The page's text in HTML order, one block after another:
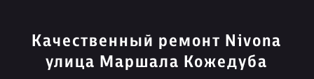
Качественный ремонт Nivona
улица Маршала Кожедуба